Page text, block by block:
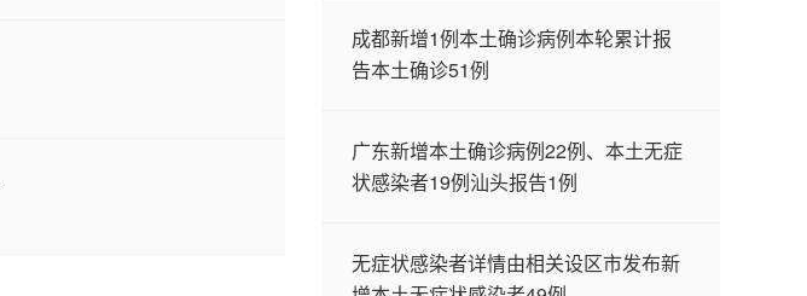
成都新增1例本土确诊病例本轮累计报
告本土确诊51例
广东新增本土确诊病例22例、本土无症
状感染者19例汕头报告1例
无症状感染者详情由相关设区市发布新